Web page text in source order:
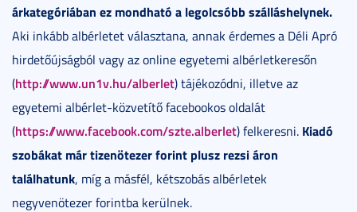
árkategóriában ez mondható a legolcsóbb szálláshelynek.
Aki inkább albérletet választana, annak érdemes a Déli Apró
hirdetőújságból vagy az online egyetemi albérletkeresőn
(http://www.un1v.hu/alberlet) tájékozódni, illetve az
egyetemi albérlet-közvetítő facebookos oldalát
(https://www.facebook.com/szte.alberlet) felkeresni. Kiadó
szobákat már tizenötezer forint plusz rezsi áron
találhatunk, míg a másfél, kétszobás albérletek
negyvenötezer forintba kerülnek.